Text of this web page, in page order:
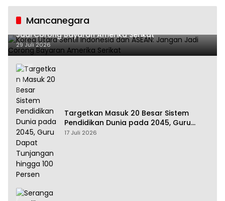
Mancanegara
Korea Utara Sentil Indonesia dan ASEAN: Jangan
Jadi Corong Bayaran Amerika Serikat
29 Juli 2026
Targetkan Masuk 20 Besar Sistem
Pendidikan Dunia pada 2045, Guru
Dapat Tunjangan hingga 100 Persen
17 Juli 2026